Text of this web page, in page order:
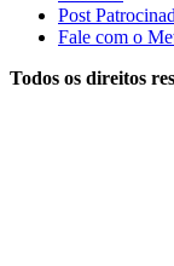
Post
Fale com o
Todos os direitos